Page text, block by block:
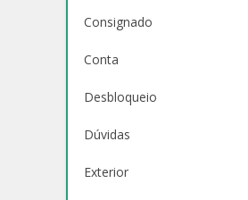
Consignado
Conta
Desbloqueio
Dúvidas
Exterior